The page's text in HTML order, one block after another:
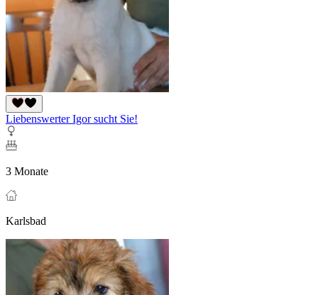
Liebenswerter Igor sucht Sie!
3 Monate
Karlsbad